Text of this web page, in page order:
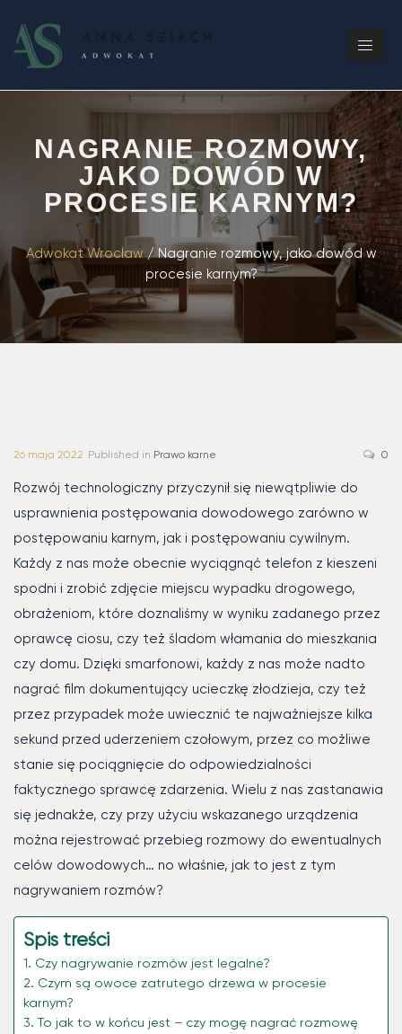
NAGRANIE ROZMOWY,
JAKO DOWÓD W
PROCESIE KARNYM?
Adwokat Wrocław/Nagranie rozmowy, jako dowód w
procesie karnym?
26 maja 2022 Published in Prawo karne 0
Rozwój technologiczny przyczynił się niewątpliwie do
usprawnienia postępowania dowodowego zarówno w
postępowaniu karnym, jak i postępowaniu cywilnym.
Każdy z nas może obecnie wyciągnąć telefon z kieszeni
spodni i zrobić zdjęcie miejscu wypadku drogowego,
obrażeniom, które doznaliśmy w wyniku zadanego przez
oprawcę ciosu, czy też śladom włamania do mieszkania
czy domu. Dzięki smarfonowi, każdy z nas może nadto
nagrać film dokumentujący ucieczkę złodzieja, czy też
przez przypadek może uwiecznić te najważniejsze kilka
sekund przed uderzeniem czołowym, przez co możliwe
stanie się pociągnięcie do odpowiedzialności
faktycznego sprawcę zdarzenia. Wielu z nas zastanawia
się jednakże, czy przy użyciu wskazanego urządzenia
można rejestrować przebieg rozmowy do ewentualnych
celów dowodowych… no właśnie, jak to jest z tym
nagrywaniem rozmów?
Spis treści
Czy nagrywanie rozmów jest legalne?
Czym są owoce zatrutego drzewa w procesie
karnym?
To jak to w końcu jest – czy mogę nagrać rozmowę